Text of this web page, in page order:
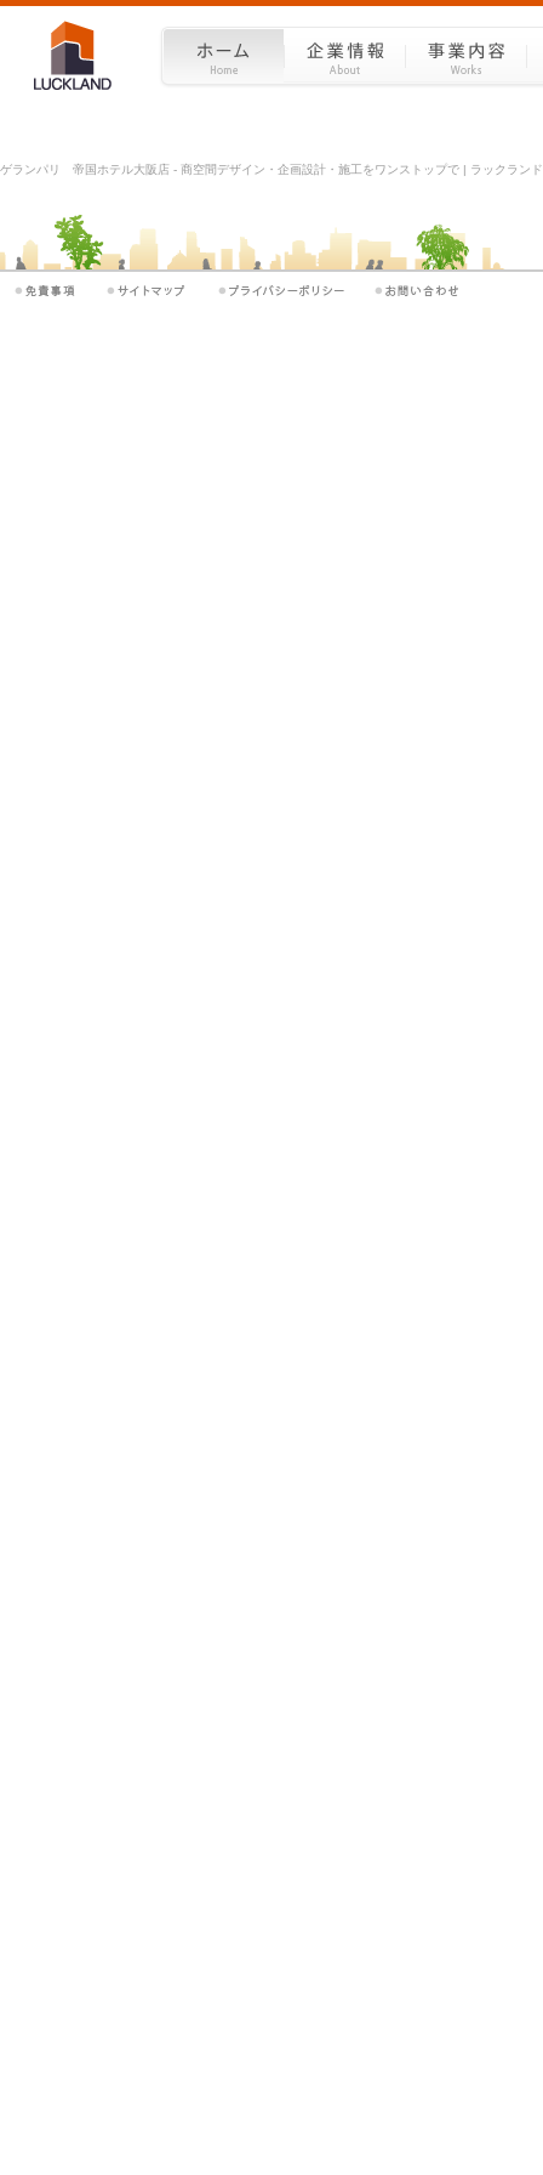
ゲランパリ 帝国ホテル大阪店 - 商空間デザイン・企画設計・施工をワンストップで | ラックラン